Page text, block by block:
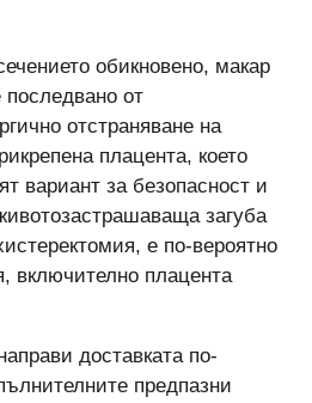
обикновено, макар
от
отстраняване на
плацента, което
вариант за безопасност и
загуба
е по-вероятно
включително плацента
доставката по-
предпазни